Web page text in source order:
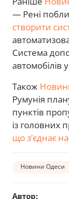
— Рені
створити
Система
автомобілів
Також
Румунія
пунктів
із головних
що з’єднає
Новини Одеси
Автор: